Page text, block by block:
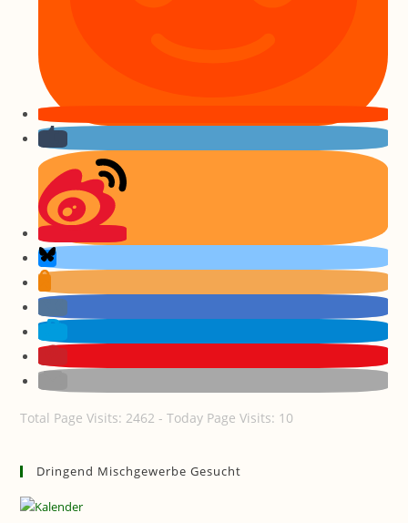
Total Page Visits: 2462 - Today Page Visits: 10
Dringend Mischgewerbe Gesucht